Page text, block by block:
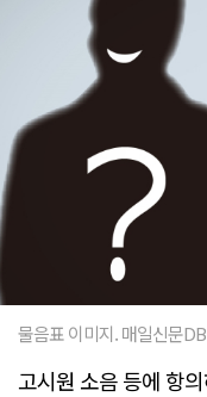
물음표 이미지. 매일신문DB
고시원 소음 등에 항